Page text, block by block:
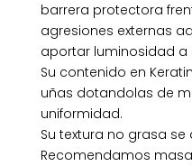
barrera protectora
agresiones externas
aportar luminosidad a
Su contenido en
uñas dotandolas de
uniformidad.
Su textura no grasa
Recomendamos